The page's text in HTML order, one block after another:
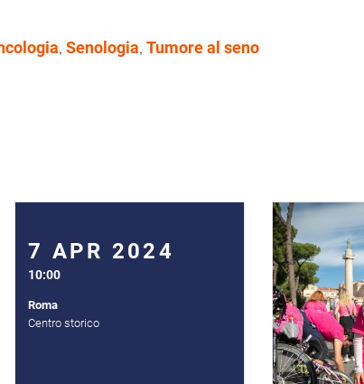
, Senologia, Tumore al seno
7 APR 2024
10:00
Roma
Centro storico